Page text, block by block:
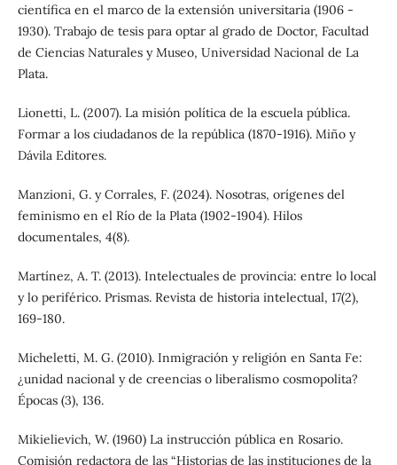
científica en el marco de la extensión universitaria (1906 -
1930). Trabajo de tesis para optar al grado de Doctor, Facultad
de Ciencias Naturales y Museo, Universidad Nacional de La
Plata.
Lionetti, L. (2007). La misión política de la escuela pública.
Formar a los ciudadanos de la república (1870-1916). Miño y
Dávila Editores.
Manzioni, G. y Corrales, F. (2024). Nosotras, orígenes del
feminismo en el Río de la Plata (1902-1904). Hilos
documentales, 4(8).
Martínez, A. T. (2013). Intelectuales de provincia: entre lo local
y lo periférico. Prismas. Revista de historia intelectual, 17(2),
169-180.
Micheletti, M. G. (2010). Inmigración y religión en Santa Fe:
¿unidad nacional y de creencias o liberalismo cosmopolita?
Épocas (3), 136.
Mikielievich, W. (1960) La instrucción pública en Rosario.
Comisión redactora de las “Historias de las instituciones de la